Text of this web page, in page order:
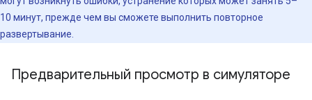
10 минут, прежде чем вы сможете выполнить повторное
развертывание.
Предварительный просмотр в симуляторе